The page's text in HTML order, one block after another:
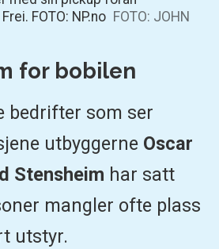
FOTO: NP.no FOTO: JOHN
for bobilen
bedrifter som ser
utbyggerne Oscar
Stensheim har satt
mangler ofte plass
utstyr.